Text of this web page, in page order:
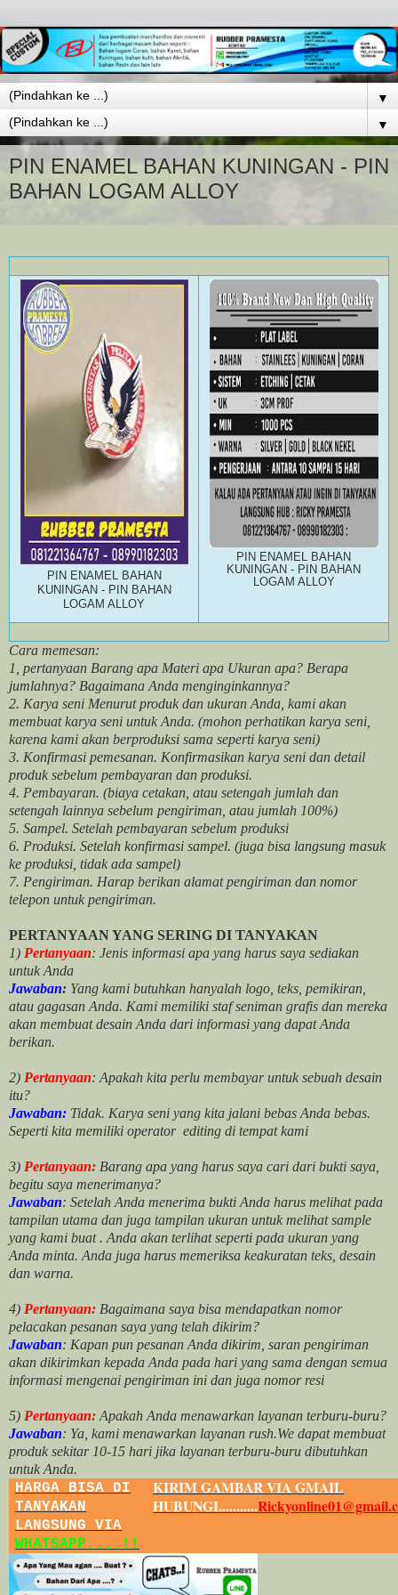
▼
▼
PIN ENAMEL BAHAN KUNINGAN - PIN
BAHAN LOGAM ALLOY
PIN ENAMEL BAHAN
KUNINGAN - PIN BAHAN
LOGAM ALLOY
PIN ENAMEL BAHAN
KUNINGAN - PIN BAHAN
LOGAM ALLOY
Cara memesan:
1, pertanyaan Barang apa Materi apa Ukuran apa? Berapa
jumlahnya? Bagaimana Anda menginginkannya?
2. Karya seni Menurut produk dan ukuran Anda, kami akan
membuat karya seni untuk Anda. (mohon perhatikan karya seni,
karena kami akan berproduksi sama seperti karya seni)
3. Konfirmasi pemesanan. Konfirmasikan karya seni dan detail
produk sebelum pembayaran dan produksi.
4. Pembayaran. (biaya cetakan, atau setengah jumlah dan
setengah lainnya sebelum pengiriman, atau jumlah 100%)
5. Sampel. Setelah pembayaran sebelum produksi
6. Produksi. Setelah konfirmasi sampel. (juga bisa langsung masuk
ke produksi, tidak ada sampel)
7. Pengiriman. Harap berikan alamat pengiriman dan nomor
telepon untuk pengiriman.
PERTANYAAN YANG SERING DI TANYAKAN
1) Pertanyaan: Jenis informasi apa yang harus saya sediakan
untuk Anda
Jawaban: Yang kami butuhkan hanyalah logo, teks, pemikiran,
atau gagasan Anda. Kami memiliki staf seniman grafis dan mereka
akan membuat desain Anda dari informasi yang dapat Anda
berikan.
2) Pertanyaan: Apakah kita perlu membayar untuk sebuah desain
itu?
Jawaban: Tidak. Karya seni yang kita jalani bebas Anda bebas.
Seperti kita memiliki operator editing di tempat kami
3) Pertanyaan: Barang apa yang harus saya cari dari bukti saya,
begitu saya menerimanya?
Jawaban: Setelah Anda menerima bukti Anda harus melihat pada
tampilan utama dan juga tampilan ukuran untuk melihatsample
yang kami buat . Anda akan terlihat seperti pada ukuran yang
Anda minta. Anda juga harus memeriksa keakuratan teks, desain
dan warna.
4) Pertanyaan: Bagaimana saya bisa mendapatkan nomor
pelacakan pesanan saya yang telah dikirim?
Jawaban: Kapan pun pesanan Anda dikirim, saran pengiriman
akan dikirimkan kepada Anda pada hari yang sama dengan semua
informasi mengenai pengiriman ini dan juga nomor resi
5) Pertanyaan: Apakah Anda menawarkan layanan terburu-buru?
Jawaban: Ya, kami menawarkan layanan rush.We dapat membuat
produk sekitar 10-15 hari jika layanan terburu-buru dibutuhkan
untuk Anda.
HARGA BISA DI
TANYAKAN
LANGSUNG VIA
WHATSAPP....!!
KIRIM GAMBAR VIA GMAIL
HUBUNGI...........